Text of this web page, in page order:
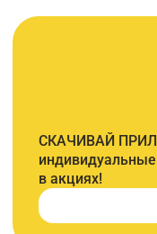
СКАЧИВАЙ
в акциях!